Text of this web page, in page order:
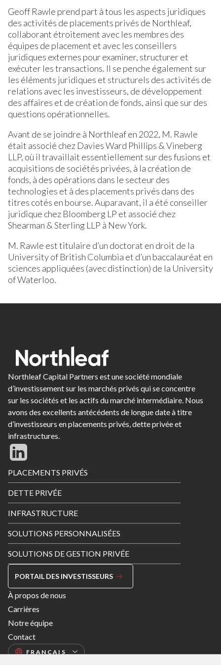
Geoff Rawle prend part à tous les aspects juridiques
des activités de placements privés de Northleaf,
collaborant étroitement avec les membres des
équipes de placement et avec les conseillers
juridiques externes pour examiner, structurer et
exécuter les transactions. Il se penche également sur
les éléments juridiques et structurels des activités de
relations avec les investisseurs, de développement
des affaires et de création de fonds, ainsi que sur des
questions opérationnelles.
Avant de se joindre à Northleaf en 2022, M. Rawle
était associé chez Davies Ward Phillips & Vineberg
LLP, où il travaillait essentiellement sur des fusions et
acquisitions de sociétés privées, à la création de
fonds, à des opérations dans le secteur des
technologies et à des placements privés dans des
titres cotés en bourse. Auparavant, il a été conseiller
juridique chez Bloomberg LP et associé chez
Shearman & Sterling LLP à New York.
M. Rawle est titulaire d’un doctorat en droit de la
University of British Columbia et d’un baccalauréat en
sciences appliquées (avec distinction) de la University
of Waterloo.
Northleaf Capital Partners est une société mondiale
d’investissement sur les marchés privés qui se concentre
sur les sociétés et les actifs du marché intermédiaire. Nous
avons des excellents antécédents de longue date à titre
d’investisseurs en placements privés, dette privée et
infrastructures.
Footer
Menu
PLACEMENTS PRIVÉS
DETTE PRIVÉE
INFRASTRUCTURE
SOLUTIONS PERSONNALISÉES
SOLUTIONS DE GESTION PRIVÉE
PORTAIL DES INVESTISSEURS
Footer
Menu
Right
À propos de nous
Carrières
Notre équipe
Contact